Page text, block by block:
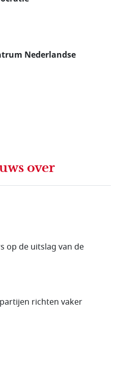
Nederlandse
over
op de uitslag van de
richten vaker